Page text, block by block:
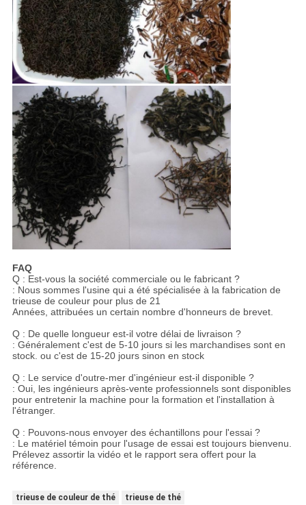
FAQ
Q : Est-vous la société commerciale ou le fabricant ?
: Nous sommes l'usine qui a été spécialisée à la fabrication de
trieuse de couleur pour plus de 21
Années, attribuées un certain nombre d'honneurs de brevet.
Q : De quelle longueur est-il votre délai de livraison ?
: Généralement c'est de 5-10 jours si les marchandises sont en
stock. ou c'est de 15-20 jours sinon en stock
Q : Le service d'outre-mer d'ingénieur est-il disponible ?
: Oui, les ingénieurs après-vente professionnels sont disponibles
pour entretenir la machine pour la formation et l'installation à
l'étranger.
Q : Pouvons-nous envoyer des échantillons pour l'essai ?
: Le matériel témoin pour l'usage de essai est toujours bienvenu.
Prélevez assortir la vidéo et le rapport sera offert pour la
référence.
trieuse de couleur de thé
trieuse de thé